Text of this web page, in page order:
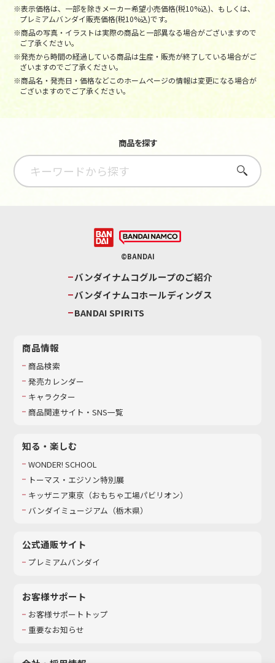
※表示価格は、一部を除きメーカー希望小売価格(税10%込)、もしくは、
プレミアムバンダイ販売価格(税10%込)です。
※商品の写真・イラストは実際の商品と一部異なる場合がございますので
ご了承ください。
※発売から時間の経過している商品は生産・販売が終了している場合がご
ざいますのでご了承ください。
※商品名・発売日・価格などこのホームページの情報は変更になる場合が
ございますのでご了承ください。
商品を探す
さがす
©BANDAI
バンダイナムコグループのご紹介
バンダイナムコホールディングス
BANDAI SPIRITS
商品情報
商品検索
発売カレンダー
キャラクター
商品関連サイト・SNS一覧
知る・楽しむ
WONDER! SCHOOL
トーマス・エジソン特別展
キッザニア東京（おもちゃ工場パビリオン）​
バンダイミュージアム（栃木県）
公式通販サイト
プレミアムバンダイ
お客様サポート
お客様サポートトップ
重要なお知らせ